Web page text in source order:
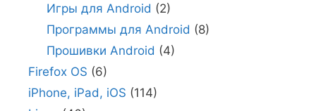
Игры для Android (2)
Программы для Android (8)
Прошивки Android (4)
Firefox OS (6)
iPhone, iPad, iOS (114)